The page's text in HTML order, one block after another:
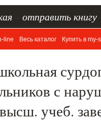
отправить книгу
line Весь каталог Купить в my-
с
учеб.